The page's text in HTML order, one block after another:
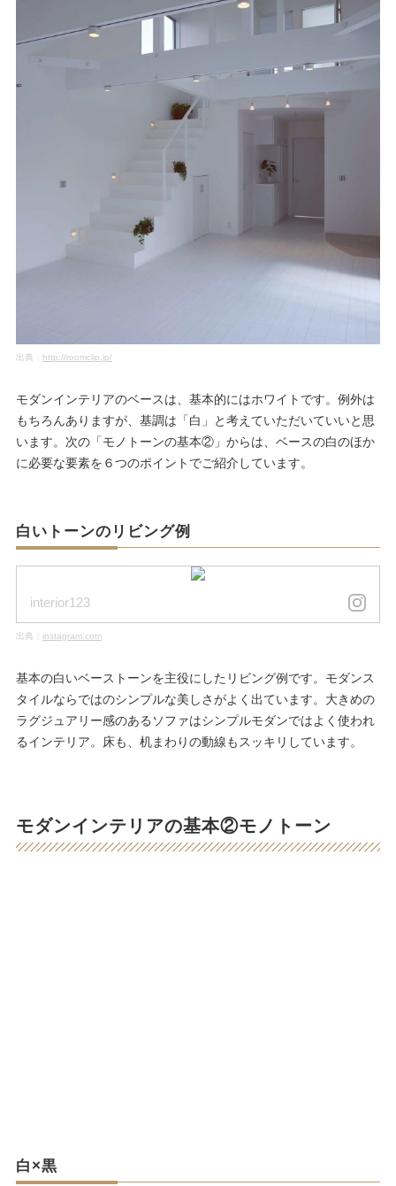
出典： http://roomclip.jp/
モダンインテリアのベースは、基本的にはホワイトです。例外は
もちろんありますが、基調は「白」と考えていただいていいと思
います。次の「モノトーンの基本②」からは、ベースの白のほか
に必要な要素を６つのポイントでご紹介しています。
白いトーンのリビング例
interior123
出典： instagram.com
基本の白いベーストーンを主役にしたリビング例です。モダンス
タイルならではのシンプルな美しさがよく出ています。大きめの
ラグジュアリー感のあるソファはシンプルモダンではよく使われ
るインテリア。床も、机まわりの動線もスッキリしています。
モダンインテリアの基本②モノトーン
白×黒